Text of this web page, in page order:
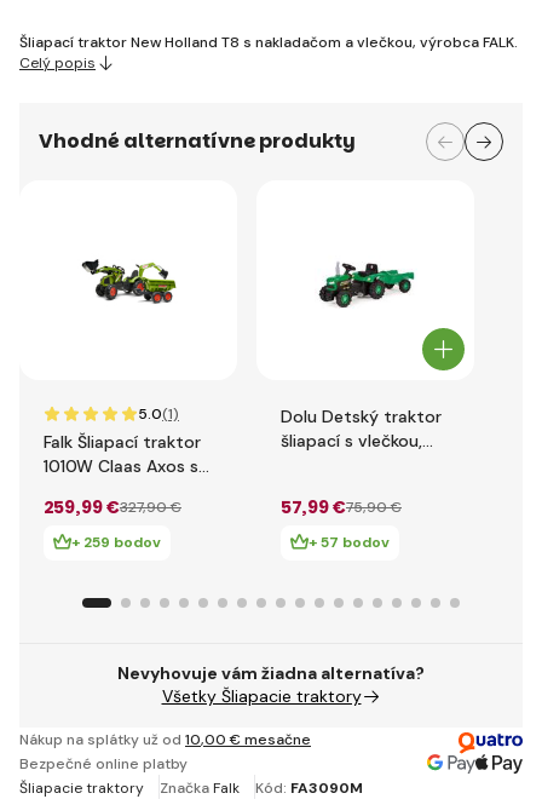
Šliapací traktor New Holland T8 s nakladačom a vlečkou, výrobca FALK.
Celý popis
Vhodné alternatívne produkty
5.0(1)
Falk Šliapací traktor
1010W Claas Axos s
rýpadlom a vlečkou
259,99 €327,90 €
+ 259 bodov
Dolu Detský traktor
šliapací s vlečkou,
57,99 €75,90 €
+ 57 bodov
Nevyhovuje vám žiadna alternatíva?
Všetky Šliapacie traktory
Nákup na splátky už od 10,00 €mesačne
Bezpečné online platby
Šliapacie traktory
ZnačkaFalk Kód: FA3090M